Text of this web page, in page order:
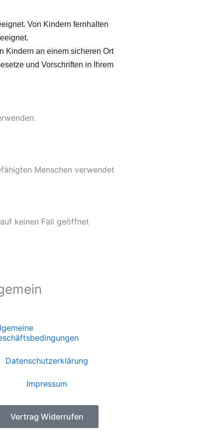
Von Kindern fernhalten
Kindern an einem sicheren Ort
und Vorschriften in Ihrem
Menschen verwendet
keinen Fall geöffnet
Datenschutzerklärung
Impressum
Vertrag Widerrufen